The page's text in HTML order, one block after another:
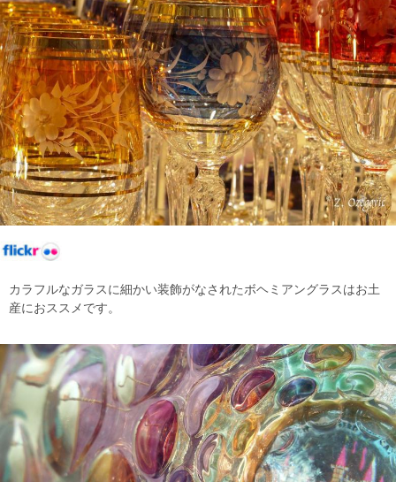
カラフルなガラスに細かい装飾がなされたボヘミアングラスはお土
産におススメです。